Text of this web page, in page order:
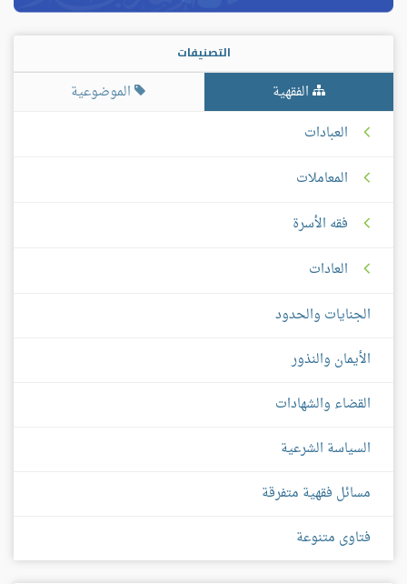
التصنيفات
الفقهية
الموضوعية
العبادات
المعاملات
فقه الأسرة
العادات
الجنايات والحدود
الأيمان والنذور
القضاء والشهادات
السياسة الشرعية
مسائل فقهية متفرقة
فتاوى متنوعة